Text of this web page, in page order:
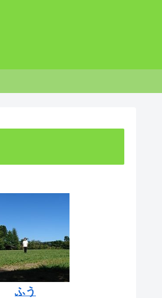
ふう